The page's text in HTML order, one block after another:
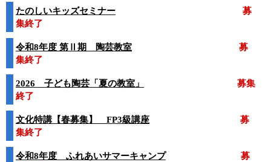
たのしいキッズセミナー 募
集終了
令和8年度 第Ⅱ期 陶芸教室 募
集終了
2026 子ども陶芸「夏の教室」
募集
終了
文化特講【春募集】 FP3級講座 募
集終了
令和8年度 ふれあいサマーキャンプ募